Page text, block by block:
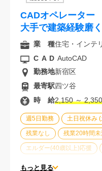
CADオペレータ
大手で建築経験磨く
週5日勤務 土日祝休み
残業なし 残業20時間
エルダー(40歳以上)応援
駅から徒歩5分以内
もっと見る
業 種住宅・インテ
CAD AutoCAD
勤務地新宿区
最寄駅四ツ谷
時 給2,150 ～